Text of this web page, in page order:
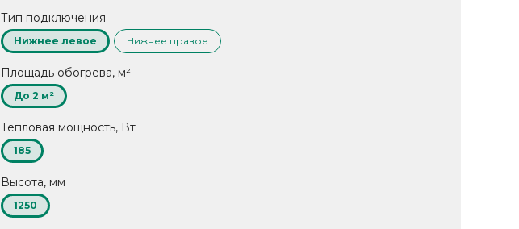
Тип подключения
Нижнее левое Нижнее правое
Площадь обогрева, м²
До 2 м²
Тепловая мощность, Вт
185
Высота, мм
1250